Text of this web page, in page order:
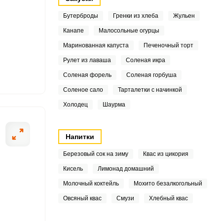
Бутерброды Гренки из хлеба Жульен
Канапе Малосольные огурцы
Маринованная капуста Печеночный торт
Рулет из лаваша Соленая икра
Соленая форель Соленая горбуша
Соленое сало Тарталетки с начинкой
Холодец Шаурма
Напитки
Березовый сок на зиму Квас из цикория
Кисель Лимонад домашний
Молочный коктейль Мохито безалкогольный
Овсяный квас Смузи Хлебный квас